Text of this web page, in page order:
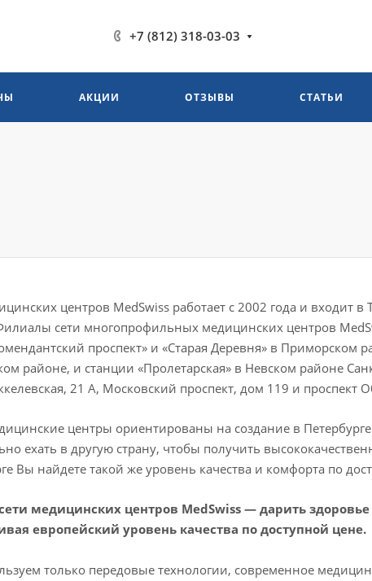
+7 (812) 318-03-03
АКЦИИ ОТЗЫВЫ СТАТЬИ
центров MedSwiss работает с 2002 года и
сети многопрофильных медицинских центров
проспект» и «Старая Деревня» в Приморском
районе, и станции «Пролетарская» в Невском районе
21 А, Московский проспект, дом 119 и
центры ориентированы на создание в
ехать в другую страну, чтобы получить
Вы найдете такой же уровень качества и комфорта по
медицинских центров MedSwiss — дарить
европейский уровень качества по доступной цене.
только передовые технологии, современное